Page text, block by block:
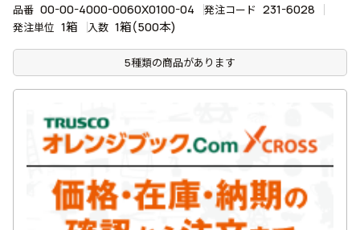
品番 00-00-4000-0060X0100-04 発注コード 231-6028
発注単位 1箱 入数 1箱(500本)
5種類の商品があります